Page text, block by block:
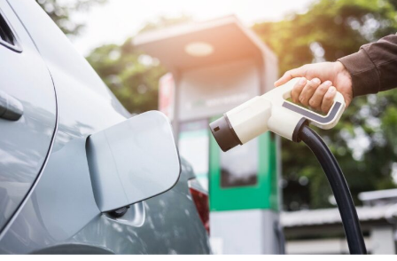
Les deux fondements principaux de ce modèle
d’affiliation sont :
· Les commissions sont versées sur chaque vente réalisée
via le lien d’affiliation, et non seulement sur la première
ou les premières ventes, comme c’est souvent le cas
dans l’industrie.
· Les commissions augmentent en fonction du volume.
Les affiliés peuvent toucher jusqu’à 20 % de commission
sur chaque défi vendu.
Permettre aux affiliés de gagner sur chaque défi